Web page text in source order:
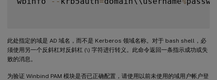
此处指定的域是 AD 域名，而不是 Kerberos 领域名称。对于 bash shell，必
须使用另一个反斜杠对反斜杠 (\) 字符进行转义。此命令返回一条指示成功或失
败的消息。
为验证 Winbind PAM 模块是否已正确配置，请使用以前未使用的域用户帐户登